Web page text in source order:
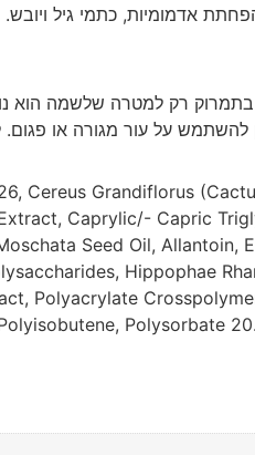
אדמומיות, כתמי גיל ויובש.
רק למטרה שלשמה הוא
על עור מגורה או
Cereus Grandiflorus
Caprylic/- Capric
Seed Oil,
Hippophae
Polyacrylate
Polysorbate 20.